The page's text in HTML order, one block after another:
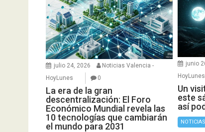
julio 24, 2026
Noticias Valencia -
HoyLunes
0
La era de la gran
descentralización: El Foro
Económico Mundial revela las
10 tecnologías que cambiarán
el mundo para 2031
junio
HoyLunes
Un
este
así
NOTICIAS